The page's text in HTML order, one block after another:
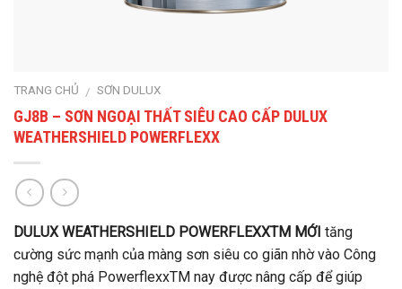
TRANG CHỦ / SƠN DULUX
GJ8B – SƠN NGOẠI THẤT SIÊU CAO CẤP DULUX
WEATHERSHIELD POWERFLEXX
DULUX WEATHERSHIELD POWERFLEXXTM MỚI tăng
cường sức mạnh của màng sơn siêu co giãn nhờ vào Công
nghệ đột phá PowerflexxTM nay được nâng cấp để giúp